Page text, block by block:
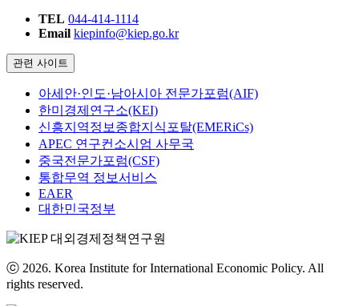
TEL 044-414-1114
Email kiepinfo@kiep.go.kr
관련 사이트
아세안·인도·남아시아 전문가포럼(AIF)
한미경제연구소(KEI)
신흥지역정보종합지식포탈(EMERiCs)
APEC 연구컨소시엄 사무국
중국전문가포럼(CSF)
통합무역 정보서비스
EAER
대한민국정부
ⓒ 2026. Korea Institute for International Economic Policy. All
rights reserved.